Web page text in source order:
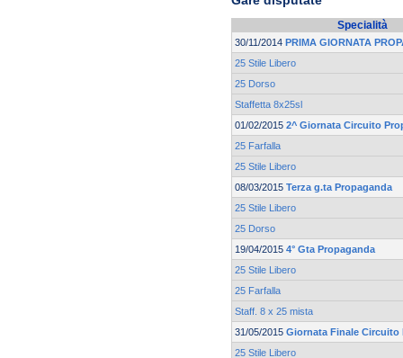
Specialità
30/11/2014 PRIMA GIORNATA
25 Stile Libero
25 Dorso
Staffetta 8x25sl
01/02/2015 2^ Giornata Circuito
25 Farfalla
25 Stile Libero
08/03/2015 Terza g.ta Propaganda
25 Stile Libero
25 Dorso
19/04/2015 4° Gta Propaganda
25 Stile Libero
25 Farfalla
Staff. 8 x 25 mista
31/05/2015 Giornata Finale Circuito
25 Stile Libero